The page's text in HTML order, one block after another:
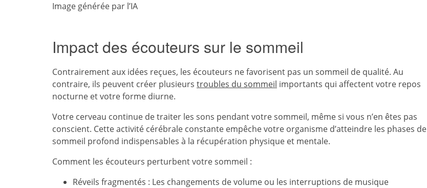
Image générée par l’IA
Impact des écouteurs sur le sommeil
Contrairement aux idées reçues, les écouteurs ne favorisent pas un sommeil de qualité. Au
contraire, ils peuvent créer plusieurs troubles du sommeil importants qui affectent votre repos
nocturne et votre forme diurne.
Votre cerveau continue de traiter les sons pendant votre sommeil, même si vous n’en êtes pas
conscient. Cette activité cérébrale constante empêche votre organisme d’atteindre les phases de
sommeil profond indispensables à la récupération physique et mentale.
Comment les écouteurs perturbent votre sommeil :
Réveils fragmentés : Les changements de volume ou les interruptions de musique